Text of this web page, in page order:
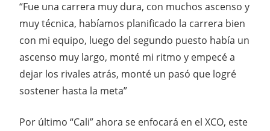
“Fue una carrera muy dura, con muchos ascenso y
muy técnica, habíamos planificado la carrera bien
con mi equipo, luego del segundo puesto había un
ascenso muy largo, monté mi ritmo y empecé a
dejar los rivales atrás, monté un pasó que logré
sostener hasta la meta”
Por último “Cali” ahora se enfocará en el XCO, este